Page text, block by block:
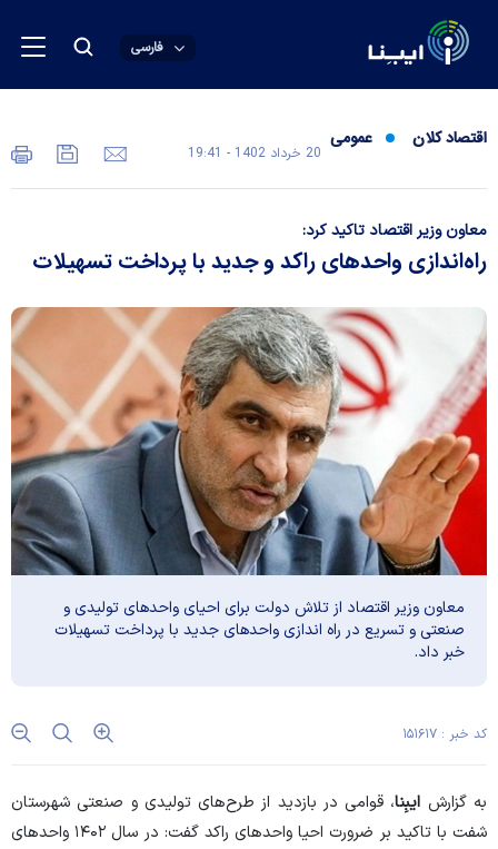
فارسی
اقتصاد کلان عمومی
20 خرداد 1402 - 19:41
معاون وزیر اقتصاد تاکید کرد:
راه‌اندازی واحد‌های راکد و جدید با پرداخت تسهیلات
معاون وزیر اقتصاد از تلاش دولت برای احیای واحد‌های تولیدی و
صنعتی و تسریع در راه اندازی واحد‌های جدید با پرداخت تسهیلات
خبر داد.
کد خبر : ۱۵۱۶۱۷
به گزارش ایبِنا، قوامی در بازدید از طرح‌های تولیدی و صنعتی شهرستان
شفت با تاکید بر ضرورت احیا واحد‌های راکد گفت: در سال ۱۴۰۲ واحد‌های